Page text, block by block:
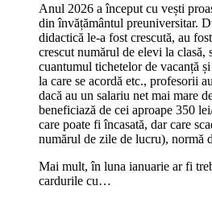
Anul 2026 a început cu vești
din învățământul preuniversitar.
didactică le-a fost crescută, au
crescut numărul de elevi la clasă,
cuantumul tichetelor de vacanță
la care se acordă etc., profesorii
dacă au un salariu net mai mare
beneficiază de cei aproape 350
care poate fi încasată, dar care
numărul de zile de lucru), normă
Mai mult, în luna ianuarie ar fi
cardurile cu…